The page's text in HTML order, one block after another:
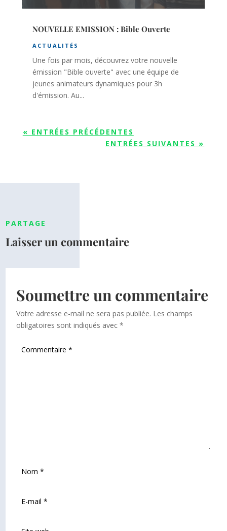
NOUVELLE EMISSION : Bible Ouverte
ACTUALITÉS
Une fois par mois, découvrez votre nouvelle
émission "Bible ouverte" avec une équipe de
jeunes animateurs dynamiques pour 3h
d'émission. Au...
« ENTRÉES PRÉCÉDENTES
ENTRÉES SUIVANTES »
PARTAGE
Laisser un commentaire
Soumettre un commentaire
Votre adresse e-mail ne sera pas publiée. Les champs
obligatoires sont indiqués avec*